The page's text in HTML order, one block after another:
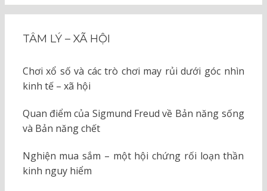
TÂM LÝ – XÃ HỘI
Chơi xổ số và các trò chơi may rủi dưới góc nhìn
kinh tế – xã hội
Quan điểm của Sigmund Freud về Bản năng sống
và Bản năng chết
Nghiện mua sắm – một hội chứng rối loạn thần
kinh nguy hiểm